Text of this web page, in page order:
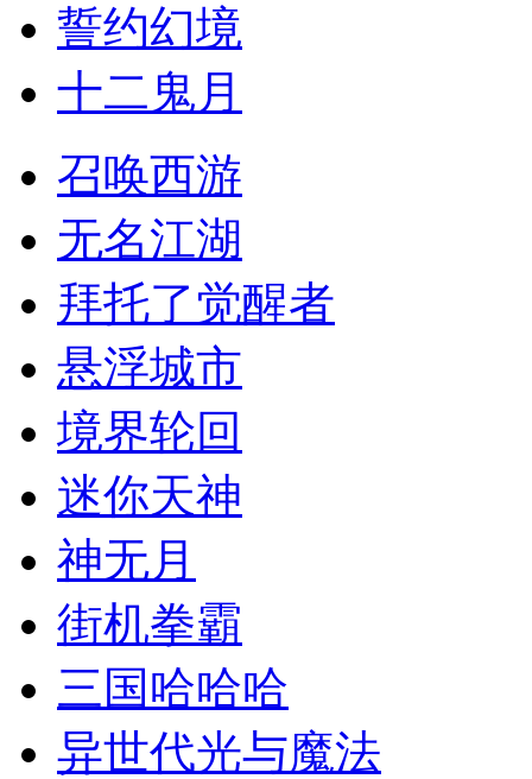
誓约幻境
十二鬼月
召唤西游
无名江湖
拜托了觉醒者
悬浮城市
境界轮回
迷你天神
神无月
街机拳霸
三国哈哈哈
异世代光与魔法